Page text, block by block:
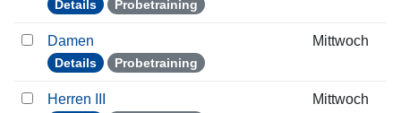
Details Probetraining
Damen
Details Probetraining
Mittwoch
Herren III Mittwoch